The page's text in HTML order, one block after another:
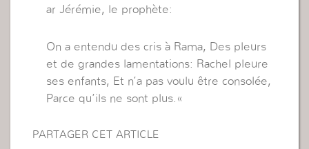
ar Jérémie, le prophète:
On a entendu des cris à Rama, Des pleurs
et de grandes lamentations: Rachel pleure
ses enfants, Et n’a pas voulu être consolée,
Parce qu’ils ne sont plus. «
PARTAGER CET ARTICLE